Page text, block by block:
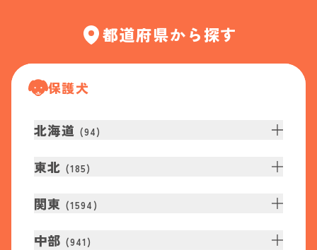
都道府県から探す
保護犬
北海道 (94)
東北 (185)
関東 (1594 )
中部 (941 )